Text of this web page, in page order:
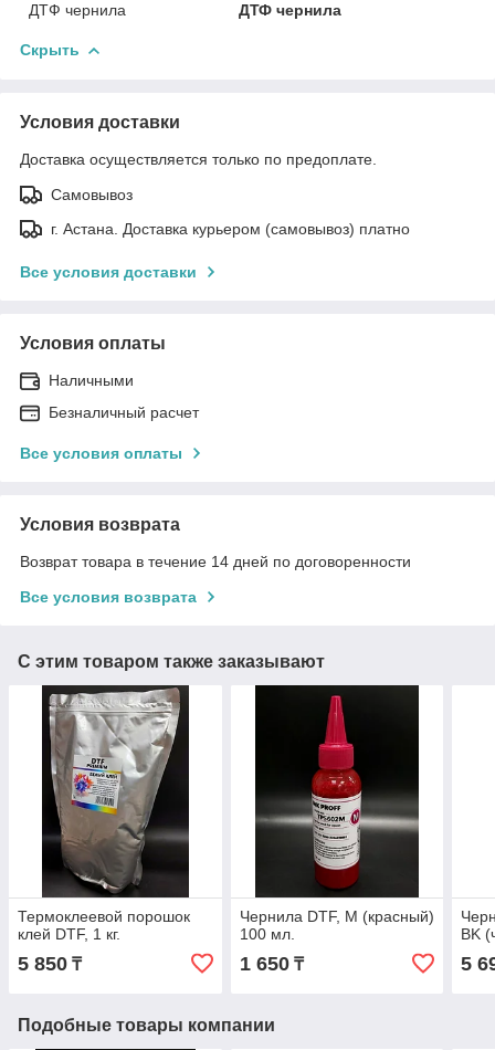
ДТФ чернила ДТФ чернила
Скрыть
Условия доставки
Доставка осуществляется только по предоплате.
Самовывоз
г. Астана. Доставка курьером (самовывоз) платно
Все условия доставки
Условия оплаты
Наличными
Безналичный расчет
Все условия оплаты
Условия возврата
Возврат товара в течение 14 дней по договоренности
Все условия возврата
С этим товаром также заказывают
Термоклеевой порошок
клей DTF, 1 кг.
5 850 ₸
Чернила DTF, М (красный)
100 мл.
1 650₸
BK
5
Подобные товары компании